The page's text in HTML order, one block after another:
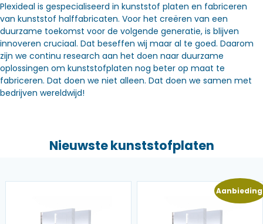
Plexideal is gespecialiseerd in kunststof platen en fabriceren
van kunststof halffabricaten. Voor het creëren van een
duurzame toekomst voor de volgende generatie, is blijven
innoveren cruciaal. Dat beseffen wij maar al te goed. Daarom
zijn we continu research aan het doen naar duurzame
oplossingen om kunststofplaten nog beter op maat te
fabriceren. Dat doen we niet alleen. Dat doen we samen met
bedrijven wereldwijd!
Nieuwste kunststofplaten